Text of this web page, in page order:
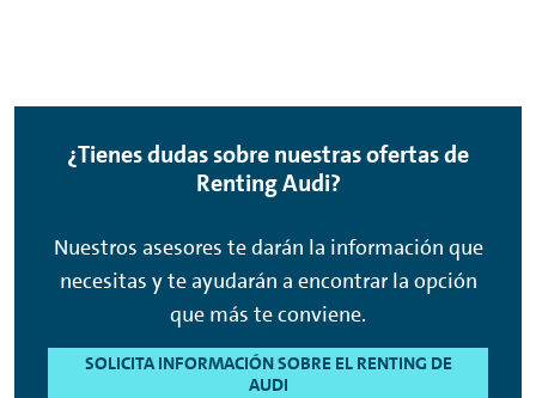
¿Tienes dudas sobre nuestras ofertas de
RentingAudi?
Nuestros asesores te darán la información que
necesitas y te ayudarán a encontrar la opción
que más te conviene.
SOLICITA INFORMACIÓN SOBRE EL RENTING DE
AUDI